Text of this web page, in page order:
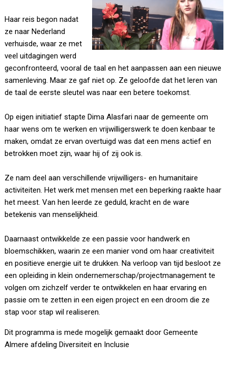
Haar reis begon nadat
ze naar Nederland
verhuisde, waar ze met
veel uitdagingen werd
geconfronteerd, vooral de taal en het aanpassen aan een nieuwe
samenleving. Maar ze gaf niet op. Ze geloofde dat het leren van
de taal de eerste sleutel was naar een betere toekomst.
Op eigen initiatief stapte Dima Alasfari naar de gemeente om
haar wens om te werken en vrijwilligerswerk te doen kenbaar te
maken, omdat ze ervan overtuigd was dat een mens actief en
betrokken moet zijn, waar hij of zij ook is.
Ze nam deel aan verschillende vrijwilligers- en humanitaire
activiteiten. Het werk met mensen met een beperking raakte haar
het meest. Van hen leerde ze geduld, kracht en de ware
betekenis van menselijkheid.
Daarnaast ontwikkelde ze een passie voor handwerk en
bloemschikken, waarin ze een manier vond om haar creativiteit
en positieve energie uit te drukken. Na verloop van tijd besloot ze
een opleiding in klein ondernemerschap/projectmanagement te
volgen om zichzelf verder te ontwikkelen en haar ervaring en
passie om te zetten in een eigen project en een droom die ze
stap voor stap wil realiseren.
Dit programma is mede mogelijk gemaakt door Gemeente
Almere afdeling Diversiteit en Inclusie